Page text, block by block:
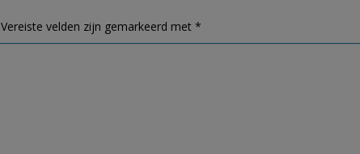
Vereiste velden zijn gemarkeerd met *